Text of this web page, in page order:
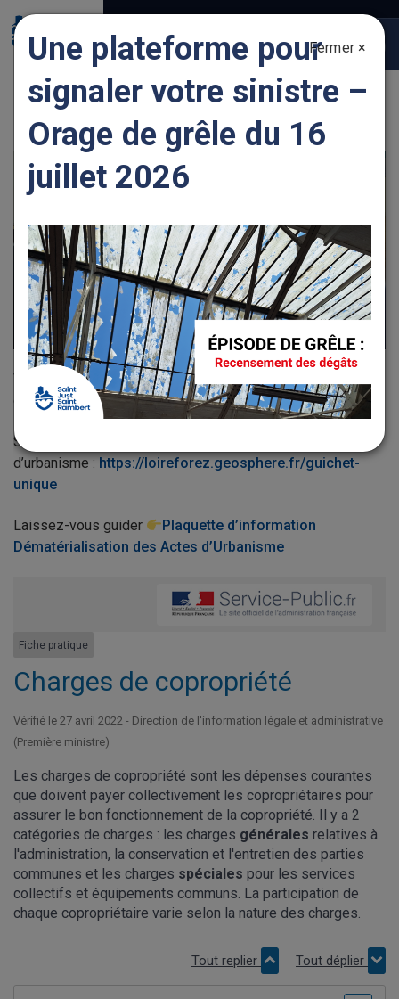
ENTREPRENDRE DES TRAVAUX
Vous pouvez désormais réaliser vos démarches
d’urbanisme en ligne !
Site internet pour la dématérialisation des actes
d’urbanisme :https://loireforez.geosphere.fr/guichet-
unique
Laissez-vous guider
Plaquette d’information
Dématérialisation des Actes d’Urbanisme
Fiche pratique
Charges de copropriété
Vérifié le 27 avril 2022 - Direction de l'information légale et administrative
(Première ministre)
Les charges de copropriété sont les dépenses courantes
que doivent payer collectivement les copropriétaires pour
assurer le bon fonctionnement de la copropriété. Il y a 2
catégories de charges : les charges générales relatives à
l'administration, la conservation et l'entretien des parties
communes et les charges spéciales pour les services
collectifs et équipements communs. La participation de
chaque copropriétaire varie selon la nature des charges.
Tout replier Tout déplier
Fermer ×
Une plateforme pour
signaler votre sinistre –
Orage de grêle du 16
juillet 2026